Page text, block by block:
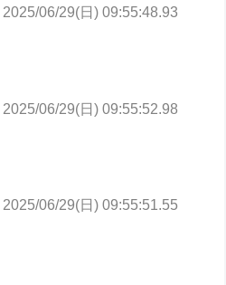
2025/06/29(日) 09:55:48.93
2025/06/29(日) 09:55:52.98
2025/06/29(日) 09:55:51.55